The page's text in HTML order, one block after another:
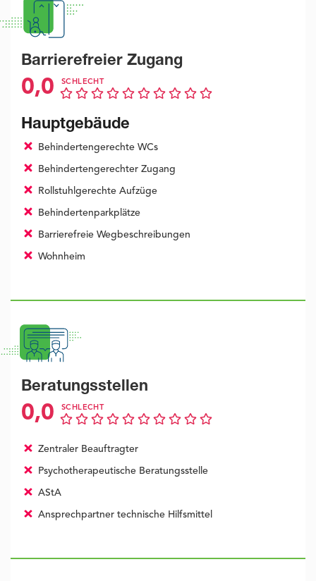
Barrierefreier Zugang
0,0 SCHLECHT
Hauptgebäude
Behindertengerechte WCs
Behindertengerechter Zugang
Rollstuhlgerechte Aufzüge
Behindertenparkplätze
Barrierefreie Wegbeschreibungen
Wohnheim
Beratungsstellen
0,0 SCHLECHT
Zentraler Beauftragter
Psychotherapeutische Beratungsstelle
AStA
Ansprechpartner technische Hilfsmittel